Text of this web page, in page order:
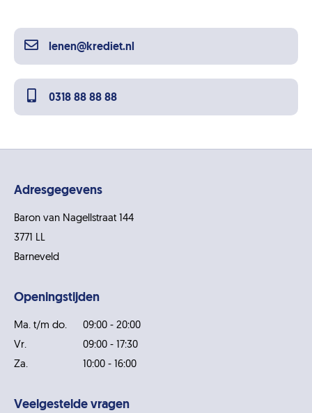
lenen@krediet.nl
0318 88 88 88
Adresgegevens
Baron van Nagellstraat 144
3771 LL
Barneveld
Openingstijden
Ma. t/m do.
09:00 - 20:00
Vr.
09:00 - 17:30
Za.
10:00 - 16:00
Veelgestelde vragen